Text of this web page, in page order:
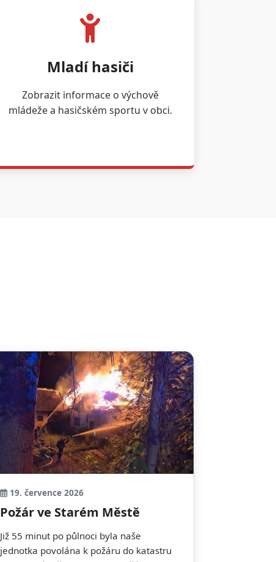
Mladí hasiči
Zobrazit informace o výchově
mládeže a hasičském sportu v obci.
19. července 2026
Požár ve Starém Městě
Již 55 minut po půlnoci byla naše
jednotka povolána k požáru do katastru